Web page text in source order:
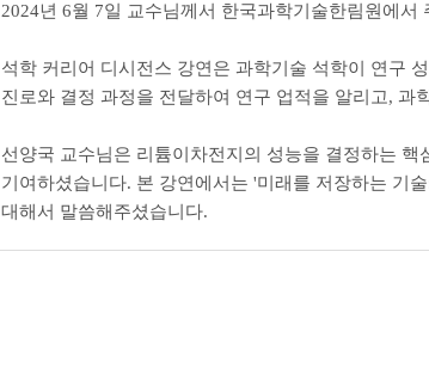
2024년 6월 7일 교수님께서 한국과학기술한림원에
석학 커리어 디시전스 강연은 과학기술 석학이 연구
진로와 결정 과정을 전달하여 연구 업적을 알리고,
선양국 교수님은 리튬이차전지의 성능을 결정하는
기여하셨습니다. 본 강연에서는 '미래를 저장하는 기
대해서 말씀해주셨습니다.